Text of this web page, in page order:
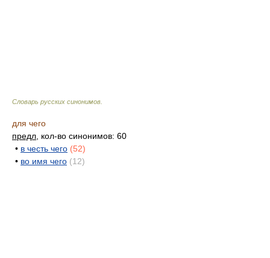
Словарь русских синонимов
для чего
предл , кол-во синонимов: 60
• в честь чего (52)
• во имя чего (12)